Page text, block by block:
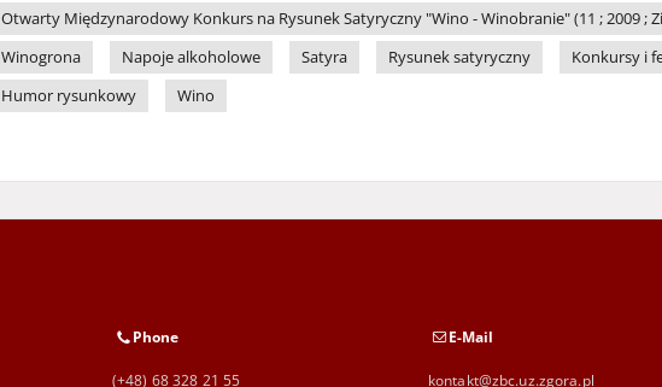
Otwarty Międzynarodowy Konkurs na Rysunek Satyryczny "Wino - Winobranie" (11 ; 2009 ;
Winogrona
Napoje alkoholowe Satyra Rysunek satyryczny Konkursy i
Humor rysunkowy
Wino
Phone
(+48) 68 328 21 55
E-Mail
kontakt@zbc.uz.zgora.pl